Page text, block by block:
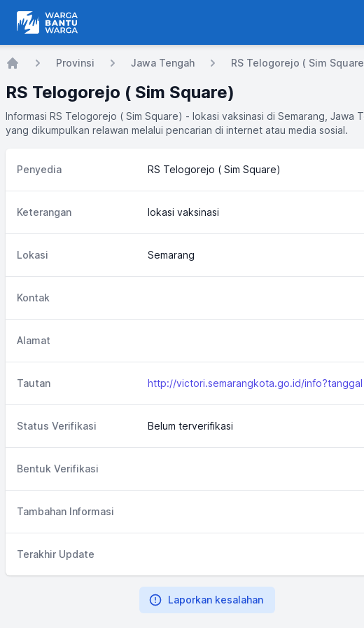
Warga Bantu Warga
Provinsi Jawa Tengah RS Telogorejo ( Sim
RS Telogorejo ( Sim Square)
Informasi RS Telogorejo ( Sim Square) - lokasi vaksinasi di Semarang, Jawa
yang dikumpulkan relawan melalui pencarian di internet atau media sosial.
Penyedia RS Telogorejo ( Sim Square)
Keterangan lokasi vaksinasi
Lokasi Semarang
Kontak
Alamat
Tautan
Status Verifikasi Belum terverifikasi
Bentuk Verifikasi
Tambahan Informasi
Terakhir Update
Laporkan kesalahan